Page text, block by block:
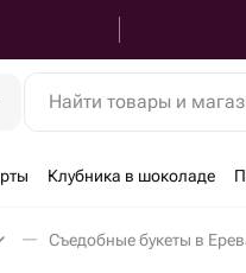
Найти товары и
Клубника в шоколаде
Съедобные букеты в